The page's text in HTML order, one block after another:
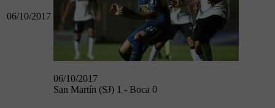
06/10/2017
06/10/2017
San Martín (SJ) 1 - Boca 0